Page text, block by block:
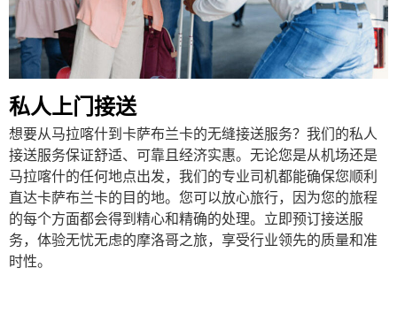
私人上门接送
想要从马拉喀什到卡萨布兰卡的无缝接送服务？我们的私人
接送服务保证舒适、可靠且经济实惠。无论您是从机场还是
马拉喀什的任何地点出发，我们的专业司机都能确保您顺利
直达卡萨布兰卡的目的地。您可以放心旅行，因为您的旅程
的每个方面都会得到精心和精确的处理。立即预订接送服
务，体验无忧无虑的摩洛哥之旅，享受行业领先的质量和准
时性。